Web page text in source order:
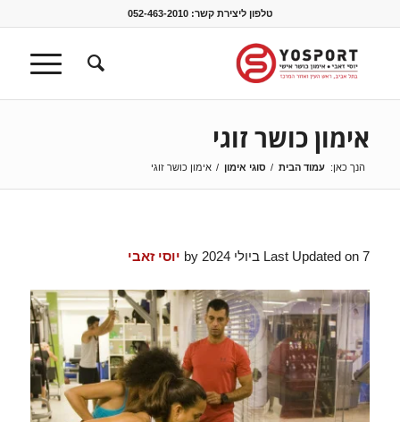
טלפון ליצירת קשר:052-463-2010
אימון כושר זוגי
הנך כאן: עמוד הבית / סוגי אימון / אימון כושר זוגי
Last Updated on 7 ביולי 2024 by יוסי זאבי